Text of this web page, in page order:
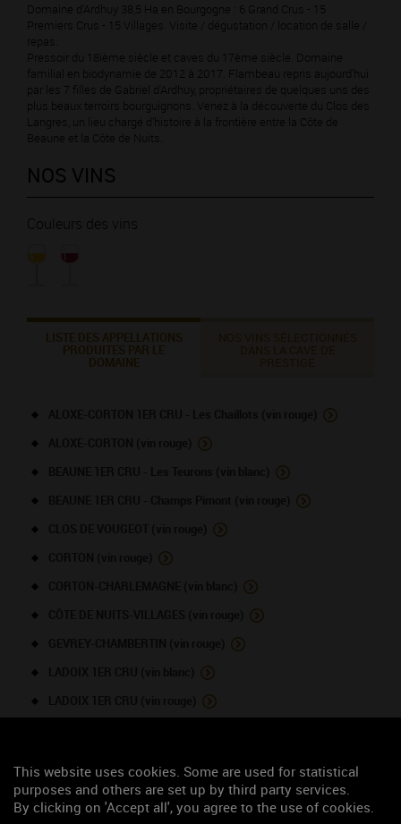
Domaine d'Ardhuy 38,5 Ha en Bourgogne : 6 Grand Crus - 15
Premiers Crus - 15 Villages. Visite / dégustation / location de salle /
repas.
Pressoir du 18ième siècle et caves du 17ème siècle. Domaine
familial en biodynamie de 2012 à 2017. Flambeau repris aujourd'hui
par les 7 filles de Gabriel d'Ardhuy, propriétaires de quelques uns des
plus beaux terroirs bourguignons. Venez à la découverte du Clos des
Langres, un lieu chargé d'histoire à la frontière entre la Côte de
Beaune et la Côte de Nuits.
NOS VINS
Couleurs des vins
LISTE DES APPELLATIONS
PRODUITES PAR LE
DOMAINE
PERNAND-VERGELESSES (vin rouge)
POMMARD 1ER CRU (vin rouge)
This website uses cookies. Some are used for statistical
purposes and others are set up by third party services.
By clicking on 'Accept all', you agree to the use of cookies.